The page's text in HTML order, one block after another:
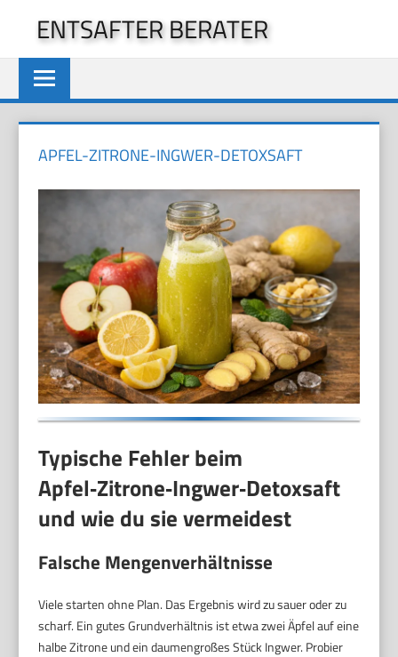
springen
ENTSAFTER BERATER
APFEL-ZITRONE-INGWER-DETOXSAFT
Typische Fehler beim
Apfel‑Zitrone‑Ingwer‑Detoxsaft
und wie du sie vermeidest
Falsche Mengenverhältnisse
Viele starten ohne Plan. Das Ergebnis wird zu sauer oder zu
scharf. Ein gutes Grundverhältnis ist etwa zwei Äpfel auf eine
halbe Zitrone und ein daumengroßes Stück Ingwer. Probier